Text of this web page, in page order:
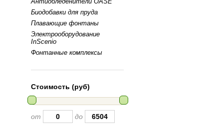
Биодобавки для пруда
Плавающие фонтаны
Электрооборудование
InScenio
Фонтанные комплексы
Стоимость (руб)
от до